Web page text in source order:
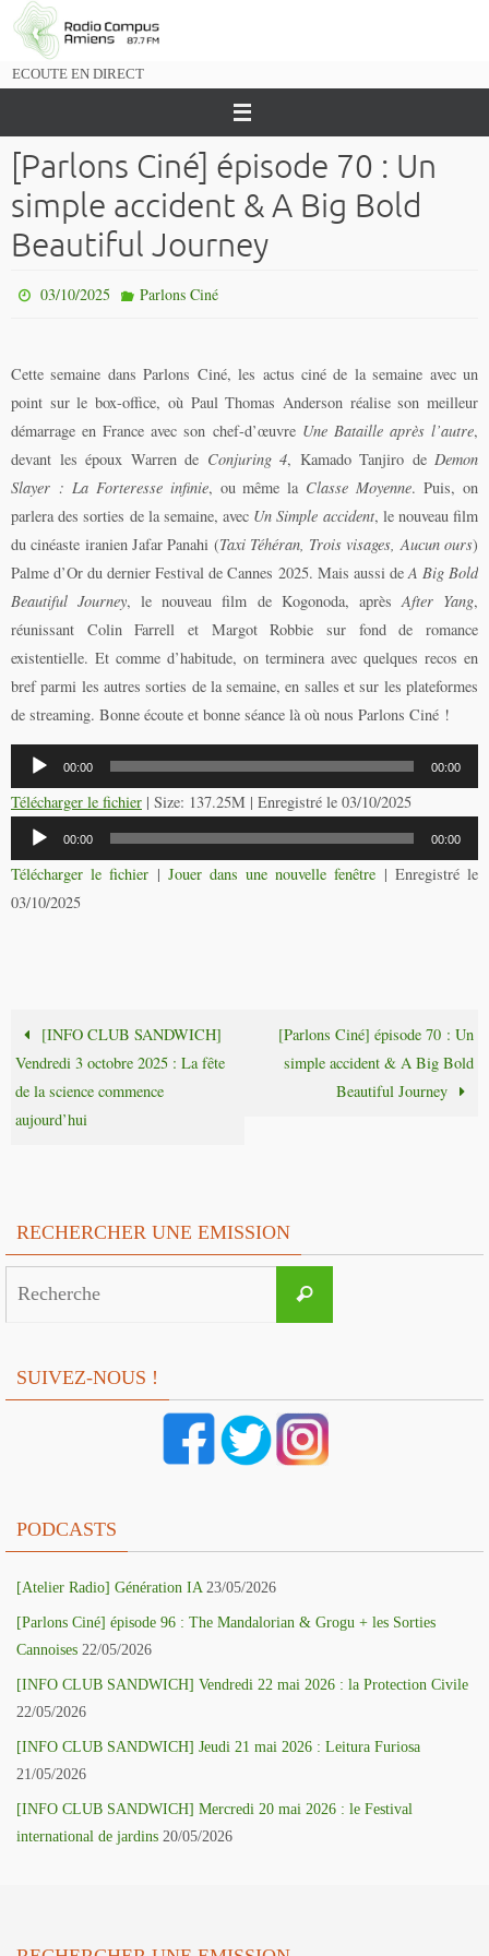
Passer
vers
ECOUTE EN DIRECT
[Parlons Ciné] épisode 70 : Un
simple accident & A Big Bold
Beautiful Journey
03/10/2025 Parlons Ciné
Cette semaine dans Parlons Ciné, les actus ciné de la semaine avec un
point sur le box-office, où Paul Thomas Anderson réalise son meilleur
démarrage en France avec son chef-d’œuvre Une Bataille après l’autre,
devant les époux Warren de Conjuring 4, Kamado Tanjiro de Demon
Slayer : La Forteresse infinie, ou même la Classe Moyenne. Puis, on
parlera des sorties de la semaine, avec Un Simple accident, le nouveau film
du cinéaste iranien Jafar Panahi (Taxi Téhéran, Trois visages, Aucun ours)
Palme d’Or du dernier Festival de Cannes 2025. Mais aussi deA Big Bold
Beautiful Journey, le nouveau film de Kogonoda, aprèsAfter Yang,
réunissant Colin Farrell et Margot Robbie sur fond de romance
existentielle. Et comme d’habitude, on terminera avec quelques recos en
bref parmi les autres sorties de la semaine, en salles et sur les plateformes
de streaming. Bonne écoute et bonne séance là où nous Parlons Ciné !
Lecteur
audio
00:00 00:00
Télécharger le fichier | Size: 137.25M | Enregistré le 03/10/2025
Lecteur
audio
00:00 00:00
Télécharger le fichier | Jouer dans une nouvelle fenêtre | Enregistré le
03/10/2025
[INFO CLUB SANDWICH]
Vendredi 3 octobre 2025 : La fête
de la science commence
aujourd’hui
[Parlons Ciné] épisode 70 : Un
simple accident & A Big Bold
Beautiful Journey
RECHERCHER UNE EMISSION
Recherche
SUIVEZ-NOUS !
PODCASTS
[Atelier Radio] Génération IA 23/05/2026
[Parlons Ciné] épisode 96 : The Mandalorian & Grogu + les Sorties
Cannoises 22/05/2026
[INFO CLUB SANDWICH] Vendredi 22 mai 2026 : la Protection Civile
22/05/2026
[INFO CLUB SANDWICH] Jeudi 21 mai 2026 : Leitura Furiosa
21/05/2026
[INFO CLUB SANDWICH] Mercredi 20 mai 2026 : le Festival
international de jardins 20/05/2026